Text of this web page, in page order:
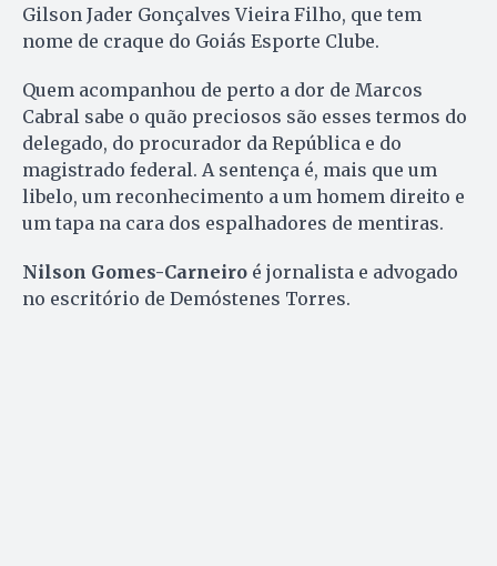
Gilson Jader Gonçalves Vieira Filho, que tem
nome de craque do Goiás Esporte Clube.
Quem acompanhou de perto a dor de Marcos
Cabral sabe o quão preciosos são esses termos do
delegado, do procurador da República e do
magistrado federal. A sentença é, mais que um
libelo, um reconhecimento a um homem direito e
um tapa na cara dos espalhadores de mentiras.
Nilson Gomes-Carneiro é jornalista e advogado
no escritório de Demóstenes Torres.